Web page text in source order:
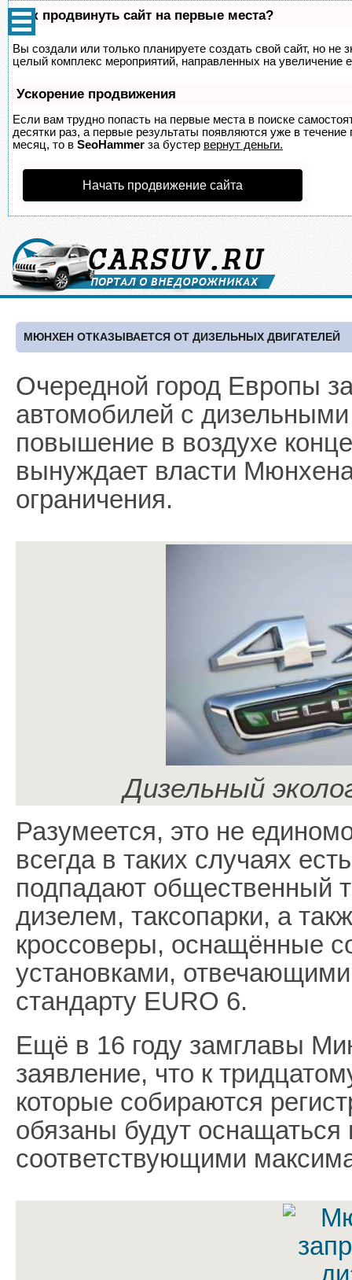
Как продвинуть сайт на первые места?
Вы создали или только планируете создать свой сайт, но не
целый комплекс мероприятий, направленных на увеличение
Ускорение продвижения
Если вам трудно попасть на первые места в поиске
десятки раз, а первые результаты появляются уже в
месяц, то в SeoHammer за бустер вернут деньги.
Начать продвижение сайта
МЮНХЕН ОТКАЗЫВАЕТСЯ ОТ ДИЗЕЛЬНЫХ ДВИГАТЕЛЕЙ
Очередной город Европы
автомобилей с
повышение в воздухе
вынуждает власти
ограничения.
Дизельный
Разумеется, это не
всегда в таких случаях
подпадают общественный
дизелем, таксопарки, а
кроссоверы, оснащённые
установками, отвечающими
стандарту EURO 6.
Ещё в 16 году замглавы
заявление, что к
которые собираются
обязаны будут оснащаться
соответствующими